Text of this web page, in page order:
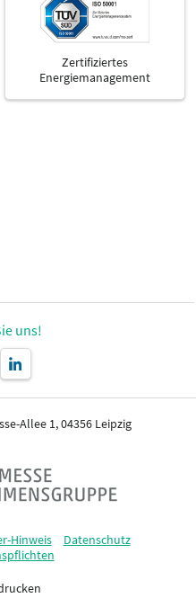
Zertifiziertes
Energiemanagement
uns!
Allee 1, 04356 Leipzig
Hinweis
Datenschutz